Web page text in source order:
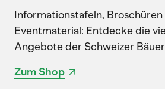
Informationstafeln, Broschüren
Eventmaterial: Entdecke die
Angebote der Schweizer
Zum Shop